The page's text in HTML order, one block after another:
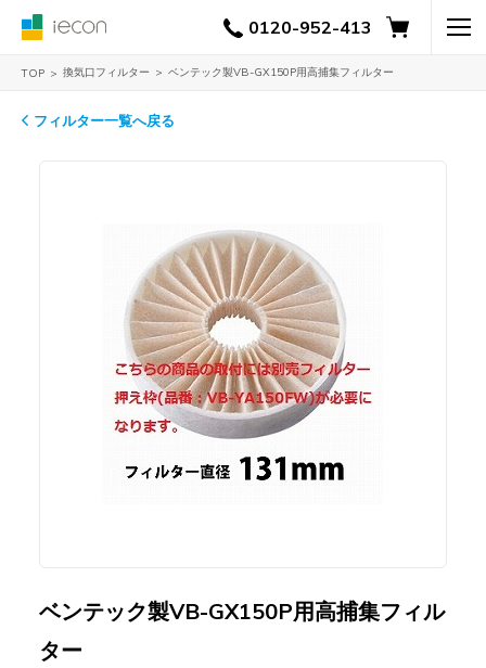
0120-952-413
TOP 換気口フィルター ベンテック製VB-GX150P用高捕集フィルター
フィルター一覧へ戻る
ベンテック製VB-GX150P用高捕集フィル
ター